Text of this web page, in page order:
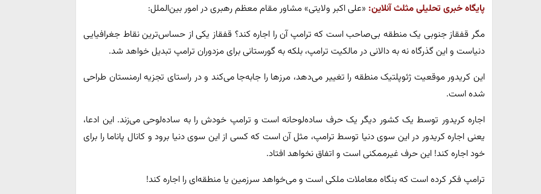
پایگاه خبری تحلیلی مثلث آنلاین: «علی اکبر ولایتی» مشاور مقام معظم رهبری در امور بین‌الملل:
مگر قفقاز جنوبی یک منطقه بی‌صاحب است که ترامپ آن را اجاره کند؟ قفقاز یکی از حساس‌ترین نقاط جغرافیایی
دنیاست و این گذرگاه نه به دالانی در مالکیت ترامپ، بلکه به گورستانی برای مزدوران ترامپ تبدیل خواهد شد.
این کریدور موقعیت ژئوپلتیک منطقه را تغییر می‌دهد، مرزها را جابه‌جا می‌کند و در راستای تجزیه ارمنستان طراحی
شده است.
اجاره کریدور توسط یک کشور دیگر یک حرف ساده‌لوحانه است و ترامپ خودش را به ساده‌لوحی می‌زند. این ادعا،
یعنی اجاره کریدور در این سوی دنیا توسط ترامپ، مثل آن است که کسی از این سوی دنیا برود و کانال پاناما را برای
خود اجاره کند! این حرف غیرممکنی است و اتفاق نخواهد افتاد.
ترامپ فکر کرده است که بنگاه معاملات ملکی است و می‌خواهد سرزمین یا منطقه‌ای را اجاره کند!